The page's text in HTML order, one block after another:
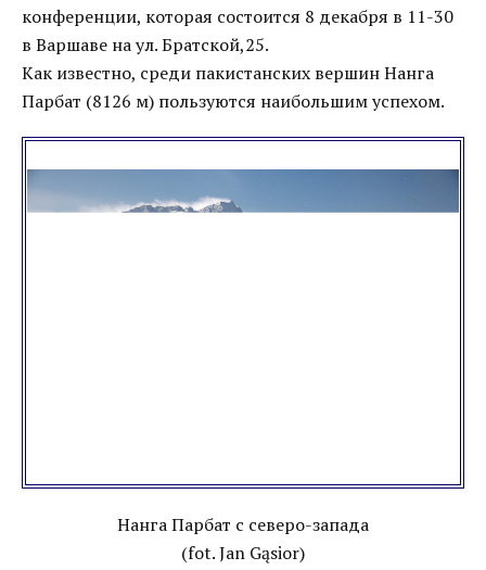
конференции, которая состоится 8 декабря в 11-30
в Варшаве на ул. Братской,25.
Как известно, среди пакистанских вершин Нанга
Парбат (8126 м) пользуются наибольшим успехом.
Нанга Парбат с северо-запада
(fot. Jan Gąsior)